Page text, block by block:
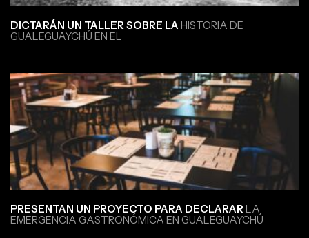
DICTARÁN UN TALLER SOBRE LA HISTORIA DE
GUALEGUAYCHÚ EN EL
PRESENTAN UN PROYECTO PARA DECLARARLA
EMERGENCIA GASTRONÓMICA EN GUALEGUAYCHÚ